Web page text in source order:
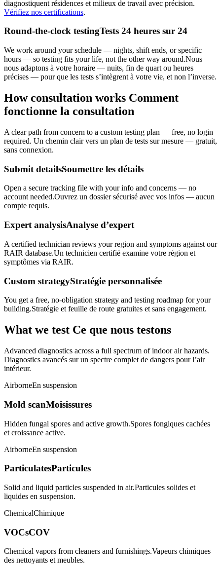
diagnostiquent résidences et milieux de travail avec précision.
Vérifiez nos certifications.
Round-the-clock testingTests 24 heures sur 24
We work around your schedule — nights, shift ends, or specific
hours — so testing fits your life, not the other way around.Nous
nous adaptons à votre horaire — nuits, fin de quart ou heures
précises — pour que les tests s’intègrent à votre vie, et non l’inverse.
How consultation works Comment
fonctionne la consultation
A clear path from concern to a custom testing plan — free, no login
required. Un chemin clair vers un plan de tests sur mesure — gratuit,
sans connexion.
Submit detailsSoumettre les détails
Open a secure tracking file with your info and concerns — no
account needed.Ouvrez un dossier sécurisé avec vos infos — aucun
compte requis.
Expert analysisAnalyse d’expert
A certified technician reviews your region and symptoms against our
RAIR database.Un technicien certifié examine votre région et
symptômes via RAIR.
Custom strategyStratégie personnalisée
You get a free, no-obligation strategy and testing roadmap for your
building.Stratégie et feuille de route gratuites et sans engagement.
What we test Ce que nous testons
Advanced diagnostics across a full spectrum of indoor air hazards.
Diagnostics avancés sur un spectre complet de dangers pour l’air
intérieur.
AirborneEn suspension
Mold scanMoisissures
Hidden fungal spores and active growth.Spores fongiques cachées
et croissance active.
AirborneEn suspension
ParticulatesParticules
Solid and liquid particles suspended in air.Particules solides et
liquides en suspension.
ChemicalChimique
VOCsCOV
Chemical vapors from cleaners and furnishings.Vapeurs chimiques
des nettoyants et meubles.